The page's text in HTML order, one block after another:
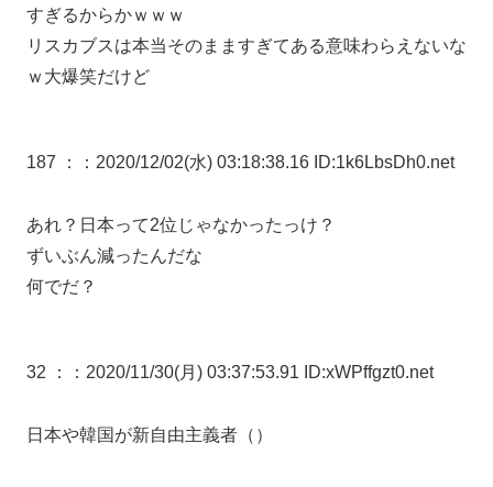
すぎるからかｗｗｗ
リスカブスは本当そのまますぎてある意味わらえないな
ｗ大爆笑だけど
187 ： ：2020/12/02(水) 03:18:38.16 ID:1k6LbsDh0.net
あれ？日本って2位じゃなかったっけ？
ずいぶん減ったんだな
何でだ？
32 ： ：2020/11/30(月) 03:37:53.91 ID:xWPffgzt0.net
日本や韓国が新自由主義者（）